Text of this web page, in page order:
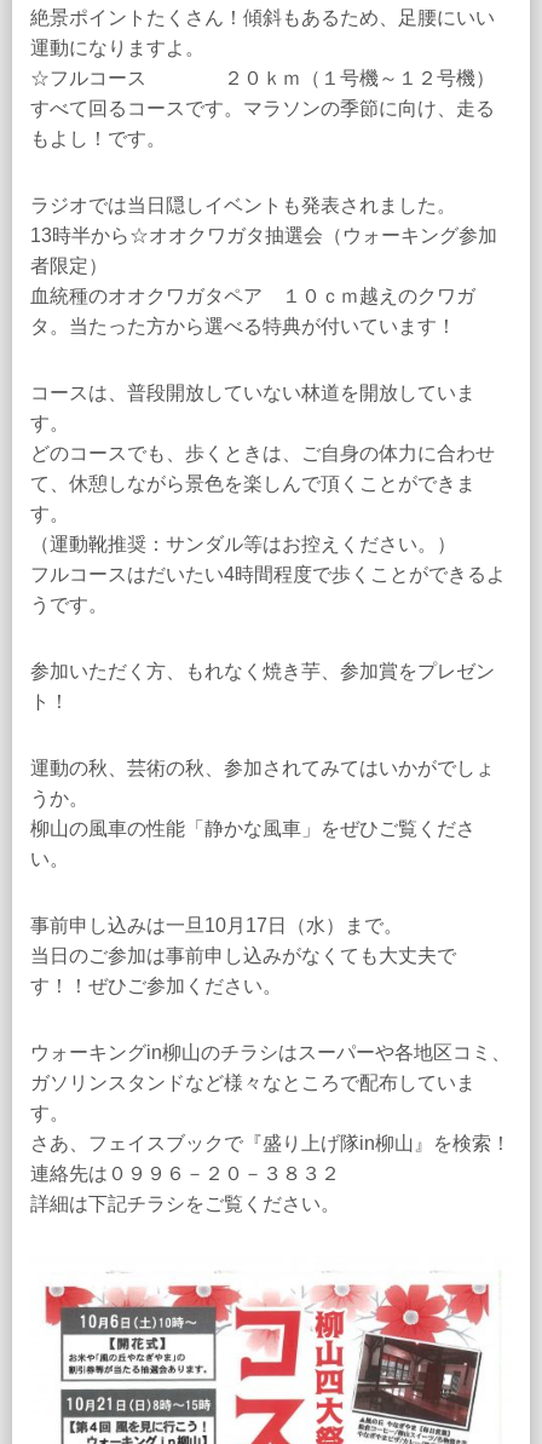
絶景ポイントたくさん！傾斜もあるため、足腰にいい
運動になりますよ。
☆フルコース ２０ｋｍ（１号機～１２号機）
すべて回るコースです。マラソンの季節に向け、走る
もよし！です。
ラジオでは当日隠しイベントも発表されました。
13時半から☆オオクワガタ抽選会（ウォーキング参加
者限定）
血統種のオオクワガタペア １０ｃｍ越えのクワガ
タ。当たった方から選べる特典が付いています！
コースは、普段開放していない林道を開放していま
す。
どのコースでも、歩くときは、ご自身の体力に合わせ
て、休憩しながら景色を楽しんで頂くことができま
す。
（運動靴推奨：サンダル等はお控えください。）
フルコースはだいたい4時間程度で歩くことができるよ
うです。
参加いただく方、もれなく焼き芋、参加賞をプレゼン
ト！
運動の秋、芸術の秋、参加されてみてはいかがでしょ
うか。
柳山の風車の性能「静かな風車」をぜひご覧くださ
い。
事前申し込みは一旦10月17日（水）まで。
当日のご参加は事前申し込みがなくても大丈夫で
す！！ぜひご参加ください。
ウォーキングin柳山のチラシはスーパーや各地区コミ、
ガソリンスタンドなど様々なところで配布していま
す。
さあ、フェイスブックで『盛り上げ隊in柳山』を検索！
連絡先は０９９６－２０－３８３２
詳細は下記チラシをご覧ください。